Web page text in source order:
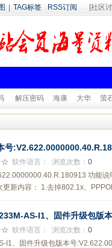
TAG标签 RSS订阅 [社区
解压密码 海康 大华 萤
号
软件语言： 浏览次数： 0
功能说
新内容： 1.去掉802.1x、
AS-I1、固件升级包版
软件语言： 浏览次数： 0
I1、固件升级包版本号